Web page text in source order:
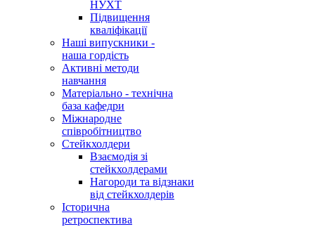
НУХТ
Підвищення
кваліфікації
Наші випускники -
наша гордість
Активні методи
навчання
Матеріально - технічна
база кафедри
Міжнародне
співробітництво
Стейкхолдери
Взаємодія зі
стейкхолдерами
Нагороди та відзнаки
від стейкхолдерів
Історична
ретроспектива